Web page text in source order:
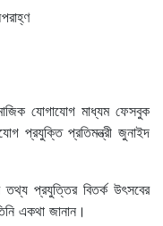
যোগাযোগ মাধ্যম ফেসবুক
প্রযুক্তি প্রতিমন্ত্রী জুনাইদ
তথ্য প্রযুত্তির বিতর্ক উৎসবের
একথা জানান।